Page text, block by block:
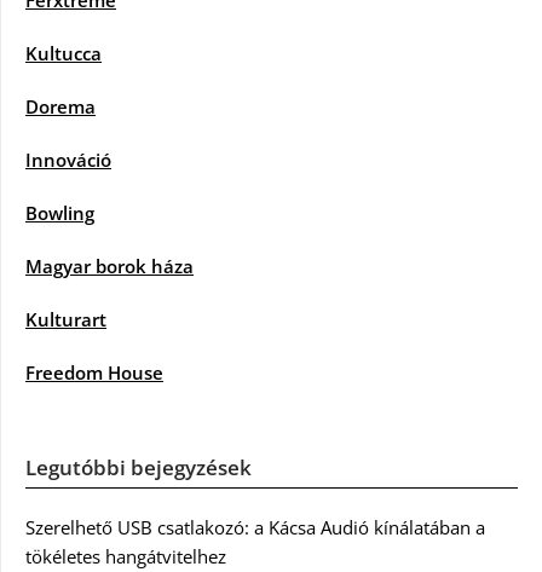
Kultucca
Dorema
Innováció
Bowling
Magyar borok háza
Kulturart
Freedom House
Legutóbbi bejegyzések
Szerelhető USB csatlakozó: a Kácsa Audió kínálatában a
tökéletes hangátvitelhez